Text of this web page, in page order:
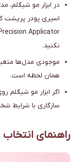
در ابزار مو شیگلم،
نکنید.
موجودی مدل‌ها
همان لحظه است.
اگر ابزار مو شیگلم
سازگاری با شرایط
راهنمای